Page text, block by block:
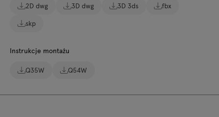
2D dwg 3D dwg 3D 3ds
fbx
skp
Instrukcje montażu
Q35W Q54W